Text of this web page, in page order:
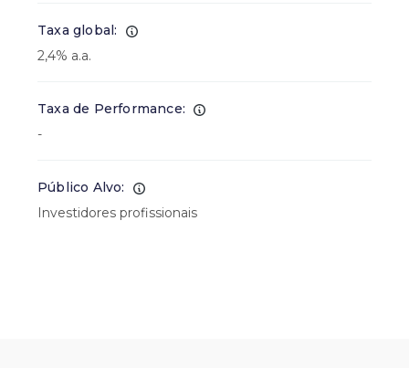
Taxa global:
2,4% a.a.
Taxa de Performance:
-
Público Alvo:
Investidores profissionais